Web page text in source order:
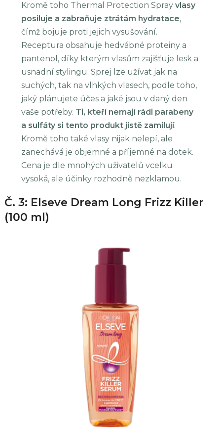
Kromě toho Thermal Protection Sprayvlasy
posiluje a zabraňuje ztrátám hydratace,
čímž bojuje proti jejich vysušování.
Receptura obsahuje hedvábné proteiny a
pantenol, díky kterým vlasům zajišťuje lesk a
usnadní stylingu. Sprej lze užívat jak na
suchých, tak na vlhkých vlasech, podle toho,
jaký plánujete účes a jaké jsou v daný den
vaše potřeby. Ti, kteří nemají rádi parabeny
a sulfáty si tento produkt jistě zamilují.
Kromě toho také vlasy nijak nelepí, ale
zanechává je objemné a příjemné na dotek.
Cena je dle mnohých uživatelů vcelku
vysoká, ale účinky rozhodně nezklamou.
Č. 3: Elseve Dream Long Frizz Killer
(100 ml)